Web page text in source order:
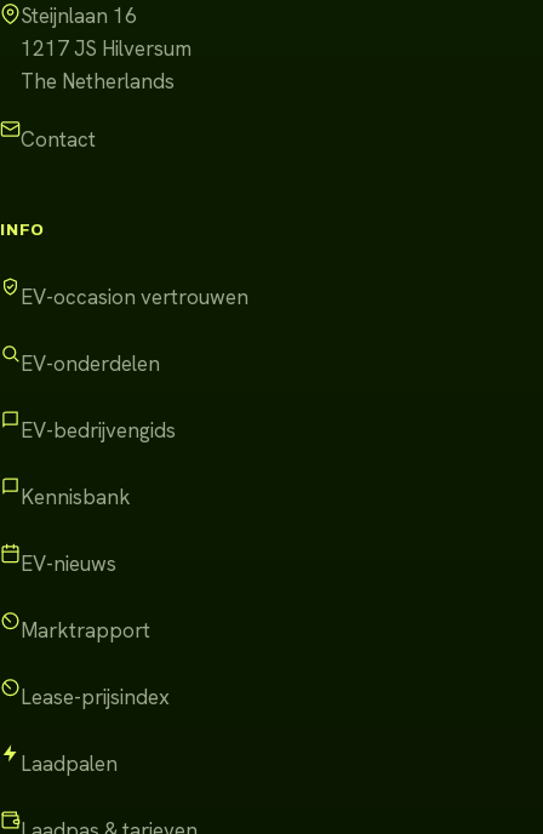
Steijnlaan 16
1217 JS Hilversum
The Netherlands
Contact
INFO
EV-occasion vertrouwen
EV-onderdelen
EV-bedrijvengids
Kennisbank
EV-nieuws
Marktrapport
Lease-prijsindex
Laadpalen